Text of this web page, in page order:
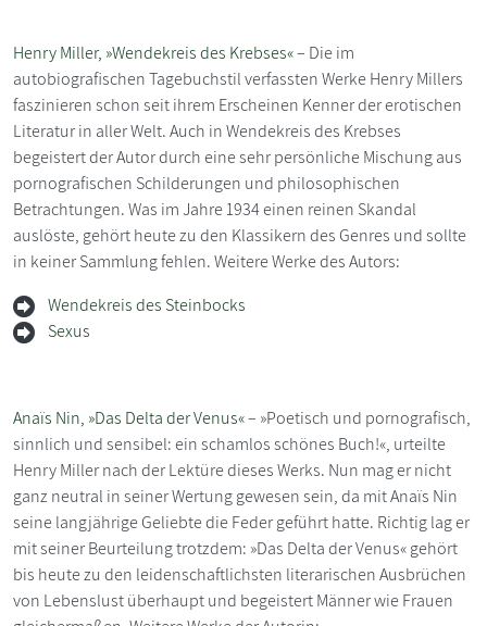
Henry Miller, »Wendekreis des Krebses«– Die im
autobiografischen Tagebuchstil verfassten Werke Henry Millers
faszinieren schon seit ihrem Erscheinen Kenner der erotischen
Literatur in aller Welt. Auch in Wendekreis des Krebses
begeistert der Autor durch eine sehr persönliche Mischung aus
pornografischen Schilderungen und philosophischen
Betrachtungen. Was im Jahre 1934 einen reinen Skandal
auslöste, gehört heute zu den Klassikern des Genres und sollte
in keiner Sammlung fehlen. Weitere Werke des Autors:
Wendekreis des Steinbocks
Sexus
Anaïs Nin, »Das Delta der Venus«– »Poetisch und pornografisch,
sinnlich und sensibel: ein schamlos schönes Buch!«, urteilte
Henry Miller nach der Lektüre dieses Werks. Nun mag er nicht
ganz neutral in seiner Wertung gewesen sein, da mit Anaïs Nin
seine langjährige Geliebte die Feder geführt hatte. Richtig lag er
mit seiner Beurteilung trotzdem: »Das Delta der Venus« gehört
bis heute zu den leidenschaftlichsten literarischen Ausbrüchen
von Lebenslust überhaupt und begeistert Männer wie Frauen